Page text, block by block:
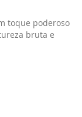
toque poderoso
bruta e